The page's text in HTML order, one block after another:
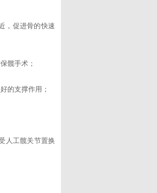
，促进骨的快速
髋手术；
的支撑作用；
人工髋关节置换